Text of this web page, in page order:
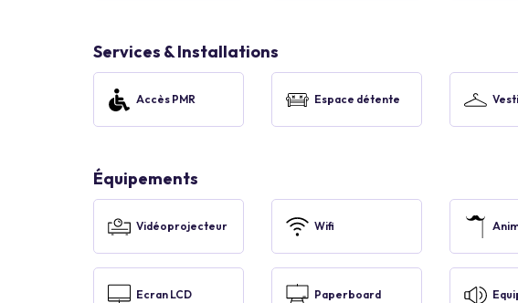
Services & Installations
Accès PMR Espace détente
Équipements
Vidéoprojecteur Wifi
Ecran LCD Paperboard